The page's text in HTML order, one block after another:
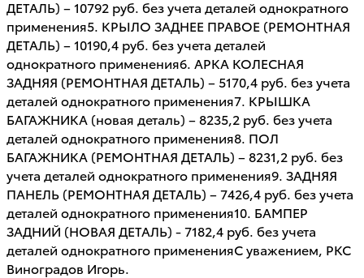
ДЕТАЛЬ) – 10792 руб. без учета деталей однократного
применения5. КРЫЛО ЗАДНЕЕ ПРАВОЕ (РЕМОНТНАЯ
ДЕТАЛЬ) – 10190,4 руб. без учета деталей
однократного применения6. АРКА КОЛЕСНАЯ
ЗАДНЯЯ (РЕМОНТНАЯ ДЕТАЛЬ) – 5170,4 руб. без учета
деталей однократного применения7. КРЫШКА
БАГАЖНИКА (новая деталь) – 8235,2 руб. без учета
деталей однократного применения8. ПОЛ
БАГАЖНИКА (РЕМОНТНАЯ ДЕТАЛЬ) – 8231,2 руб. без
учета деталей однократного применения9. ЗАДНЯЯ
ПАНЕЛЬ (РЕМОНТНАЯ ДЕТАЛЬ) – 7426,4 руб. без учета
деталей однократного применения10. БАМПЕР
ЗАДНИЙ (НОВАЯ ДЕТАЛЬ) - 7182,4 руб. без учета
деталей однократного примененияС уважением, РКС
Виноградов Игорь.